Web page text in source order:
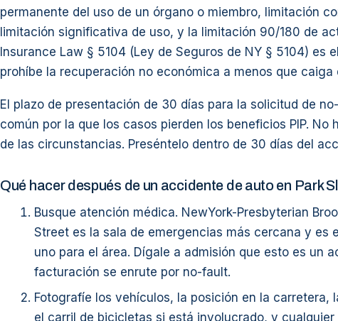
permanente del uso de un órgano o miembro, limitación
limitación significativa de uso, y la limitación 90/180 de
Insurance Law § 5104 (Ley de Seguros de NY § 5104) es
prohíbe la recuperación no económica a menos que caiga
El plazo de presentación de 30 días para la solicitud de
común por la que los casos pierden los beneficios PIP. No
de las circunstancias. Preséntelo dentro de 30 días del
Qué hacer después de un accidente de auto en Park
Busque atención médica. NewYork-Presbyterian
Street es la sala de emergencias más cercana y es
uno para el área. Dígale a admisión que esto es un
facturación se enrute por no-fault.
Fotografíe los vehículos, la posición en la carretera,
el carril de bicicletas si está involucrado, y cualquier